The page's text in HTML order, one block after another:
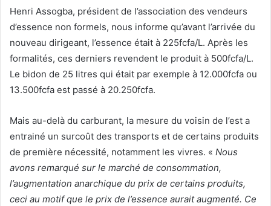
Henri Assogba, président de l’association des vendeurs
d’essence non formels, nous informe qu’avant l’arrivée du
nouveau dirigeant, l’essence était à 225fcfa/L. Après les
formalités, ces derniers revendent le produit à 500fcfa/L.
Le bidon de 25 litres qui était par exemple à 12.000fcfa ou
13.500fcfa est passé à 20.250fcfa.
Mais au-delà du carburant, la mesure du voisin de l’est a
entrainé un surcoût des transports et de certains produits
de première nécessité, notamment les vivres. « Nous
avons remarqué sur le marché de consommation,
l’augmentation anarchique du prix de certains produits,
ceci au motif que le prix de l’essence aurait augmenté. Ce